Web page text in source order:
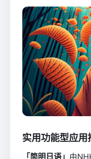
实用功能型应用
「简明日语」 由